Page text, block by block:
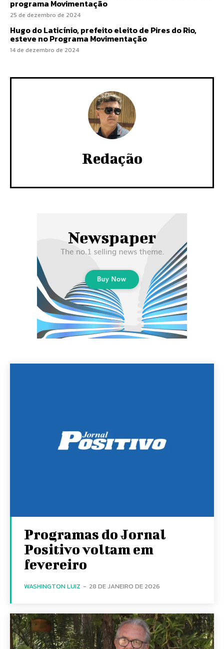
programa Movimentação
25 de dezembro de 2024
Hugo do Laticínio, prefeito eleito de Pires do Rio,
esteve no Programa Movimentação
14 de dezembro de 2024
Redação
Programas do Jornal
Positivo voltam em
fevereiro
WASHINGTON LUIZ - 28 DE JANEIRO DE 2026